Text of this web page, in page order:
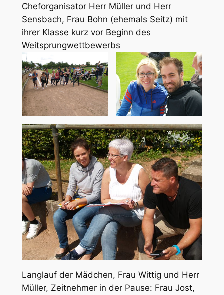
Cheforganisator Herr Müller und Herr
Sensbach, Frau Bohn (ehemals Seitz) mit
ihrer Klasse kurz vor Beginn des
Weitsprungwettbewerbs
Langlauf der Mädchen, Frau Wittig und Herr
Müller, Zeitnehmer in der Pause: Frau Jost,